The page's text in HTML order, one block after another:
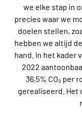
we elke stap in
precies waar we
doelen stellen,
hebben we altijd
hand. In het kader
2022
36,5% CO₂ per
gerealiseerd. Het